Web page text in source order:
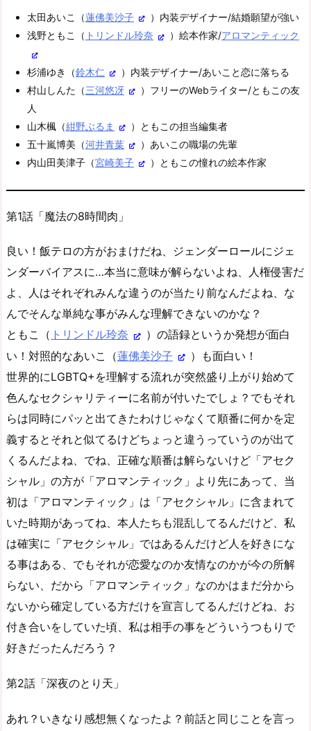
太田あいこ（蓮佛美沙子
）内装デザイナー/結婚願望が強い
浅野ともこ（ トリンドル玲奈 ）絵本作家/アロマンティック
杉浦ゆき（鈴木仁
）内装デザイナー/あいこと恋に落ちる
村山しんた（三河悠冴
）フリーのWebライター/ともこの友
人
山木楓（紺野ぶるま
）ともこの担当編集者
五十嵐博美（河井青葉
）あいこの職場の先輩
内山田美津子（宮崎美子 ）ともこの憧れの絵本作家
第1話「魔法の8時間肉」
良い！飯テロの方がおまけだね、ジェンダーロールにジェ
ンダーバイアスに…本当に意味が解らないよね、人権侵害だ
よ、人はそれぞれみんな違うのが当たり前なんだよね、な
んでそんな単純な事がみんな理解できないのかな？
ともこ（ トリンドル玲奈
）の語録というか発想が面白
い！対照的なあいこ（蓮佛美沙子
）も面白い！
世界的にLGBTQ+を理解する流れが突然盛り上がり始めて
色んなセクシャリティーに名前が付いたでしょ？でもそれ
らは同時にパッと出てきたわけじゃなくて順番に何かを定
義するとそれと似てるけどちょっと違うっていうのが出て
くるんだよね、でね、正確な順番は解らないけど「アセク
シャル」の方が「アロマンティック」より先にあって、当
初は「アロマンティック」は「アセクシャル」に含まれて
いた時期があってね、本人たちも混乱してるんだけど、私
は確実に「アセクシャル」ではあるんだけど人を好きにな
る事はある、でもそれが恋愛なのか友情なのかが今の所解
らない、だから「アロマンティック」なのかはまだ分から
ないから確定している方だけを宣言してるんだけどね、お
付き合いをしていた頃、私は相手の事をどういうつもりで
好きだったんだろう？
第2話「深夜のとり天」
あれ？いきなり感想無くなったよ？前話と同じことを言っ